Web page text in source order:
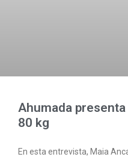
Ahumada
80 kg
En esta entrevista, Maia